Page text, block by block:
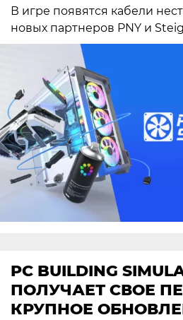
В игре появятся кабели
новых партнеров PNY и
PC BUILDING
ПОЛУЧАЕТ СВОЕ
КРУПНОЕ